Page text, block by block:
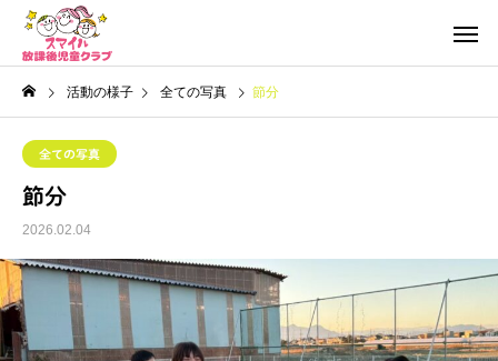
活動の様子 全ての写真 節分
全ての写真
節分
2026.02.04